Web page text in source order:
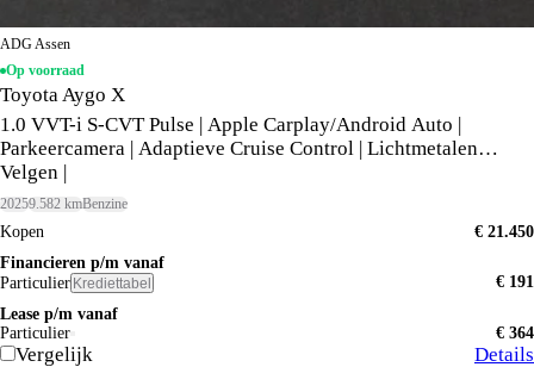
ADG Assen
Op voorraad
Toyota Aygo X
1.0 VVT-i S-CVT Pulse | Apple Carplay/Android Auto |
Parkeercamera | Adaptieve Cruise Control | Lichtmetalen
Velgen |
20259.582 kmBenzine
Kopen
€ 21.450
Financieren p/m vanaf
Particulier Krediettabel
€ 191
Lease p/m vanaf
Particulier
€ 364
Vergelijk Details